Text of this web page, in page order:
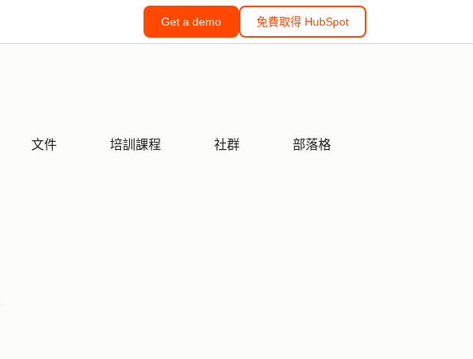
Get a demo 免費取得 HubSpot
文件 培訓課程 社群 部落格